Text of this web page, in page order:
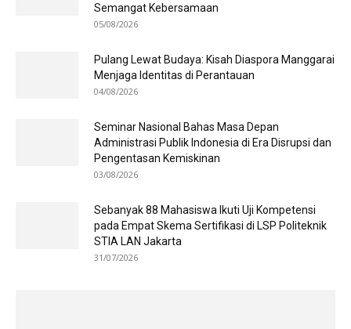
Semangat Kebersamaan
05/08/2026
Pulang Lewat Budaya: Kisah Diaspora Manggarai
Menjaga Identitas di Perantauan
04/08/2026
Seminar Nasional Bahas Masa Depan
Administrasi Publik Indonesia di Era Disrupsi dan
Pengentasan Kemiskinan
03/08/2026
Sebanyak 88 Mahasiswa Ikuti Uji Kompetensi
pada Empat Skema Sertifikasi di LSP Politeknik
STIA LAN Jakarta
31/07/2026